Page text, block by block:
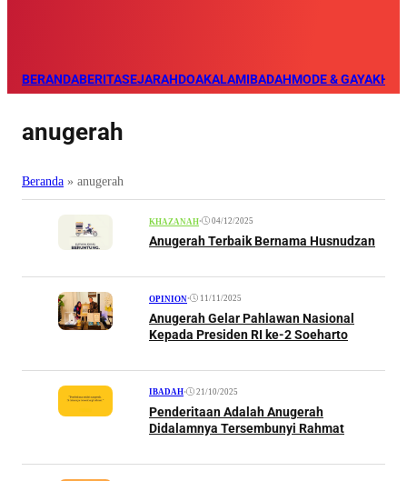
BERANDABERITASEJARAHDOAKALAMIBADAHMODE & GAYA
anugerah
Beranda » anugerah
KHAZANAH• 04/12/2025
Anugerah Terbaik Bernama Husnudzan
OPINION• 11/11/2025
Anugerah Gelar Pahlawan Nasional
Kepada Presiden RI ke-2 Soeharto
IBADAH• 21/10/2025
Penderitaan Adalah Anugerah
Didalamnya Tersembunyi Rahmat